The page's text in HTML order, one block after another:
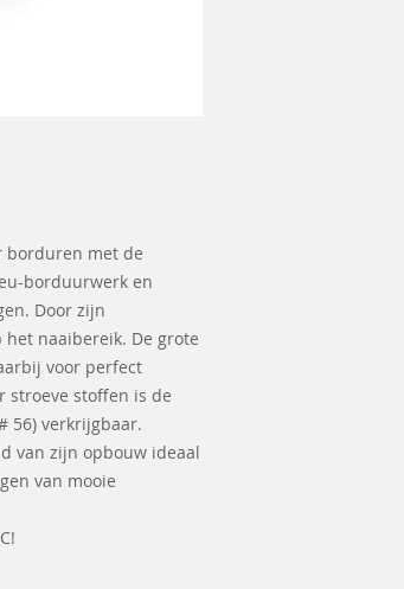
borduren met de
borduurwerk en
Door zijn
naaibereik. De grote
voor perfect
stroeve stoffen is de
56) verkrijgbaar.
van zijn opbouw ideaal
van mooie